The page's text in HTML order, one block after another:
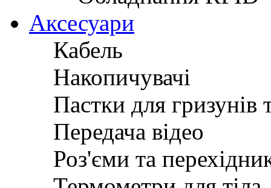
Аксесуари
Кабель
Накопичувачі
Пастки для гризунів
Передача відео
Роз'єми та